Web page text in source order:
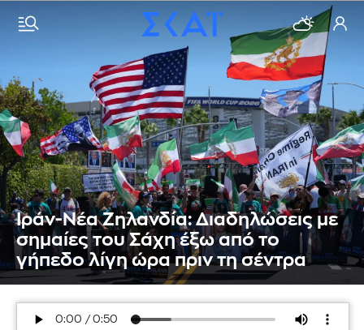
Ιράν-Νέα Ζηλανδία: Διαδηλώσεις με
σημαίες του Σάχη έξω από το
γήπεδο λίγη ώρα πριν τη σέντρα